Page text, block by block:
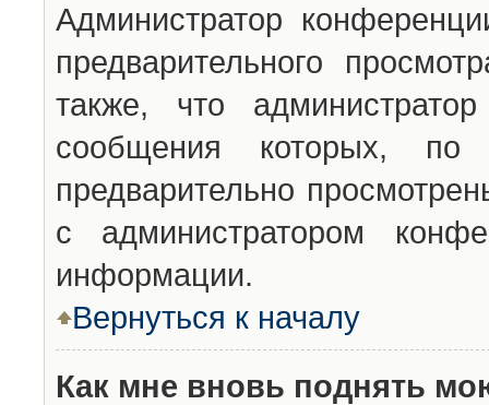
Администратор
предварительного
также, что
сообщения которых,
предварительно
с администратором
информации.
Вернуться к началу
Как мне вновь поднять